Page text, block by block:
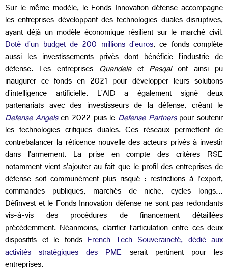
Sur le même modèle, le Fonds Innovation défense accompagne
les entreprises développant des technologies duales disruptives,
ayant déjà un modèle économique résilient sur le marché civil.
Doté d’un budget de 200 millions d’euros, ce fonds complète
aussi les investissements privés dont bénéficie l’industrie de
défense. Les entreprises Quandelaet Pasqalont ainsi pu
inaugurer ce fonds en 2021 pour développer leurs solutions
d’intelligence artificielle. L’AID a également signé deux
partenariats avec des investisseurs de la défense, créant le
Defense Angelsen 2022 puis le Defense Partnerspour soutenir
les technologies critiques duales. Ces réseaux permettent de
contrebalancer la réticence nouvelle des acteurs privés à investir
dans l’armement. La prise en compte des critères RSE
notamment vient s’ajouter au fait que le profil des entreprises de
défense soit communément plus risqué : restrictions à l’export,
commandes publiques, marchés de niche, cycles longs…
Définvest et le Fonds Innovation défense ne sont pas redondants
vis-à-vis des procédures de financement détaillées
précédemment. Néanmoins, clarifier l’articulation entre ces deux
dispositifs et le fonds French Tech Souveraineté, dédié aux
activités stratégiques des PME serait pertinent pour les
entreprises.